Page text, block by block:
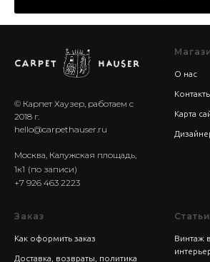
© Карпет Хаузер, работаем с
2018 г.
hello@carpethauser.ru
Москва, Калужская площадь,
1к1 (по записи)
+7 926 463 2223
О нас
Карта
Заказ
Как оформить заказ
Доставка, возвраты, политика
Статьи
Винтаж